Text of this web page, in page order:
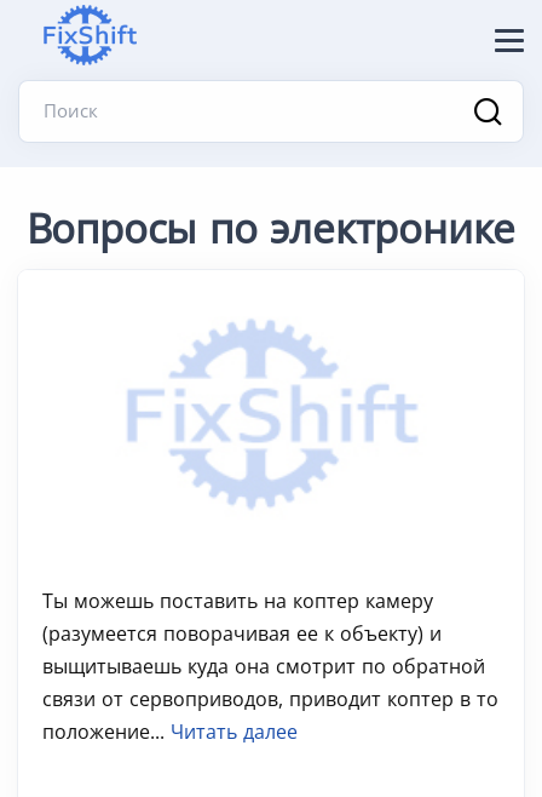
Поиск
Вопросы по электронике
Ты можешь поставить на коптер камеру
(разумеется поворачивая ее к объекту) и
выщитываешь куда она смотрит по обратной
связи от сервоприводов, приводит коптер в то
положение... Читать далее